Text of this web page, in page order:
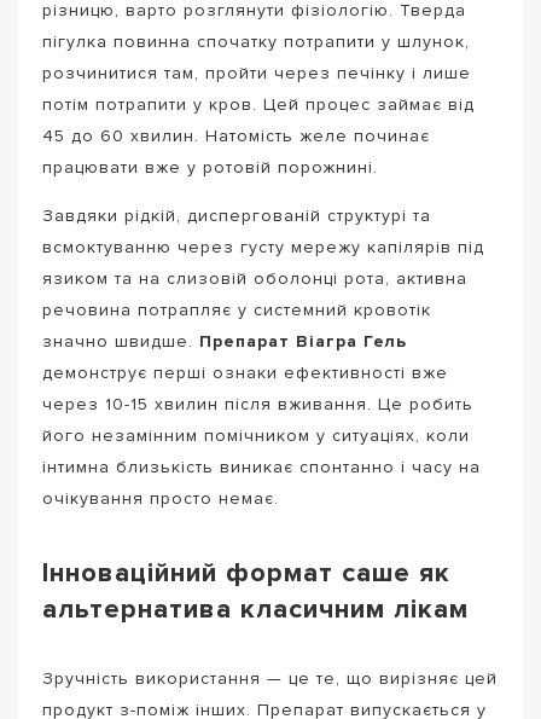
різницю, варто розглянути фізіологію. Тверда
пігулка повинна спочатку потрапити у шлунок,
розчинитися там, пройти через печінку і лише
потім потрапити у кров. Цей процес займає від
45 до 60 хвилин. Натомість желе починає
працювати вже у ротовій порожнині.
Завдяки рідкій, диспергованій структурі та
всмоктуванню через густу мережу капілярів під
язиком та на слизовій оболонці рота, активна
речовина потрапляє у системний кровотік
значно швидше. Препарат Віагра Гель
демонструє перші ознаки ефективності вже
через 10-15 хвилин після вживання. Це робить
його незамінним помічником у ситуаціях, коли
інтимна близькість виникає спонтанно і часу на
очікування просто немає.
Інноваційний формат саше як
альтернатива класичним лікам
Зручність використання — це те, що вирізняє цей
продукт з-поміж інших. Препарат випускається у